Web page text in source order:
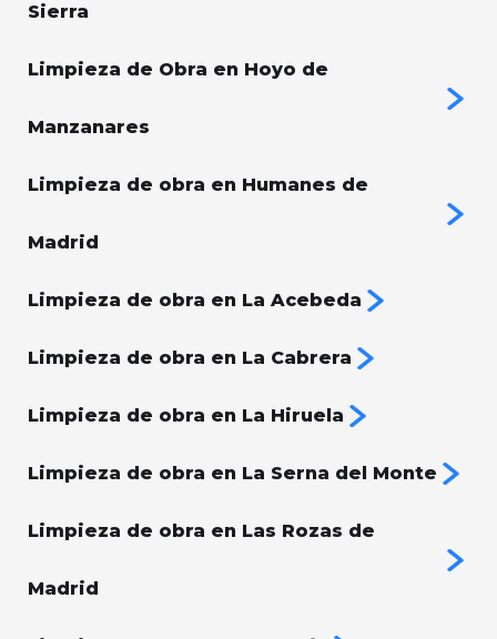
Sierra
Limpieza de Obra en Hoyo de
Manzanares
Limpieza de obra en Humanes de
Madrid
Limpieza de obra en La Acebeda
Limpieza de obra en La Cabrera
Limpieza de obra en La Hiruela
Limpieza de obra en La Serna del Monte
Limpieza de obra en Las Rozas de
Madrid